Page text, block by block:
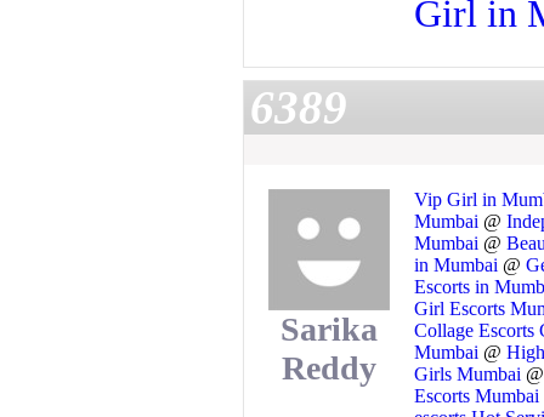
Girl in
6389
Sarika
Reddy
Vip Girl in
Mumbai @
Mumbai @
in Mumbai @
Escorts in
Girl Escorts
Collage
Mumbai @
Girls Mumbai
Escorts Mumbai